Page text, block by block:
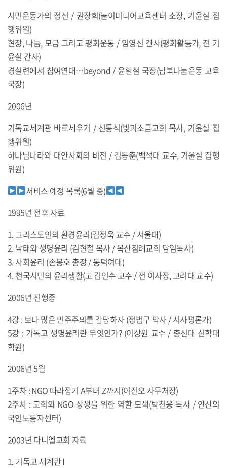
시민운동가의 정신 / 권장희(놀이미디어교육센터 소장, 기윤실 집
행위원)
현장, 나눔, 모금 그리고 평화운동 / 임영신 간사(평화활동가, 전 기
윤실 간사)
경실련에서 참여연대…beyond / 윤환철 국장(남북나눔운동 교육
국장)
2006년
기독교세계관 바로세우기 / 신동식(빛과소금교회 목사, 기윤실 집
행위원)
하나님나라와 대안사회의 비전 / 김동춘(백석대 교수, 기윤실 집행
위원)
서비스 예정 목록(6월 중)
1995년 전후 자료
1. 그리스도인의 환경윤리(김정욱 교수 / 서울대)
2. 낙태와 생명윤리 (김현철 목사 / 목산침례교회 담임목사)
3. 사회윤리 (손봉호 총장 / 동덕여대)
4. 천국시민의 윤리생활(고 김인수 교수 / 전 이사장, 고려대 교수)
2006년 진행중
4강 : 보다 많은 민주주의를 감당하자 (정범구 박사 / 시사평론가)
5강 : 기독교 생명윤리란 무엇인가? (이상원 교수 / 총신대 신학대
학원)
2006년 5월
1주차 : NGO 따라잡기 A부터 Z까지(이진오 사무처장)
2주차 : 교회와 NGO 상생을 위한 역할 모색(박천응 목사 / 안산외
국인노동자센터)
2003년 다니엘교회 자료
1. 기독교 세계관 I